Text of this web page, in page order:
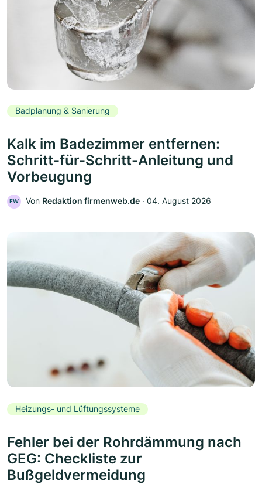
Badplanung & Sanierung
Kalk im Badezimmer entfernen:
Schritt-für-Schritt-Anleitung und
Vorbeugung
FW Von Redaktion firmenweb.de ‧ 04. August 2026
Heizungs- und Lüftungssysteme
Fehler bei der Rohrdämmung nach
GEG: Checkliste zur
Bußgeldvermeidung